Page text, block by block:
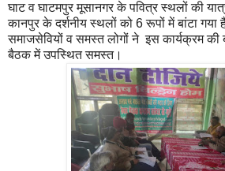
घाट व घाटमपुर मूसानगर के पवित्र स्थलों की
कानपुर के दर्शनीय स्थलों को 6 रूपों में बांटा
समाजसेवियों व समस्त लोगों ने इस कार्यक्रम
बैठक में उपस्थित समस्त।